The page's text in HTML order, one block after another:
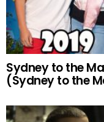
Sydney to the
(Sydney to the